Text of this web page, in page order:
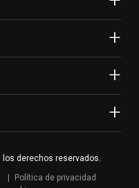
los derechos reservados.
Política de privacidad